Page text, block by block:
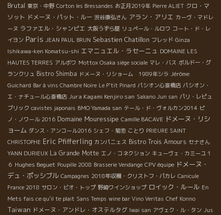
Brutal 東京・中野 Corton les Bressandes お正月2019年 Pierre ALIET クロ・マ
ソット ドメーヌ・パット・ルー 渋谷康弘さん アラン・アリエ カーヴ・マドレ
ーヌ ラファエル・シャンピエ 大阪うずら屋 リュペール・ルロワ コート・ド・レ
イヨン Paris JEAN PAUL BRUN Sebastien Chatillon フレッド Ginza
Ishikawa-ken Komatsu-shi エマニュエル・ラセーニュ DOMAINE LES
HAUTES TERRES アルボワ Mottox Osaka siège sociale マレ・バス ボルドー・グ
ランクリュ Bistro Shimba ドメーヌ・リショーム 1989年シラ Jérôme
Guichard Bar à vins Chambre Noire Le P'tit Pinard パシオン心斎橋店 パシオン・
エ・ナチュール心斎橋店 Jura Kagami Kenjiro san Sakano Jun san パリ・レピュ
ブリック cavistes japonais BMO Yamada san テール・ド・ヴォルカン2014 ピ
ノ・ノワール 2016 Domaine Mouressipe Camille BACAVE ドメーヌ・リシ
ョーム ダンス・アンコール2016 シェフ・菊池 ことり PRIEURE SAINT
CHRISTOPHE Eric Pfifferling カンパニェス Bistro Trois Amours セナさん
YANN DURIEUX La Grande Motte エノ・コネクション キューヴェ・カミーユ１
６ Hughes Beguet Poupille 2008 Brasserie Vendange CPV équipe ドメーヌ・
デュ・ポッシブル Campagnes 2018年収穫・クリストフ・パカレ Canicule
France 2018 サロン・ビオ・トップ 野崎ワインショップ ロイック・ルール En
Mets fais ce qu'il te plait Sans Temps wine bar Vino Veritas Chef Konno
Taiwan ドメーヌ・アンドレ・オステルタグ Iwai san アヴェク・ル・タン Jus